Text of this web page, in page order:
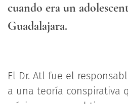
cuando era un
Guadalajara.
El Dr. Atl fue el
a una teoría conspirativa